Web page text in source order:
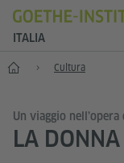
ITALIA
Home Cultura
Un viaggio
LA